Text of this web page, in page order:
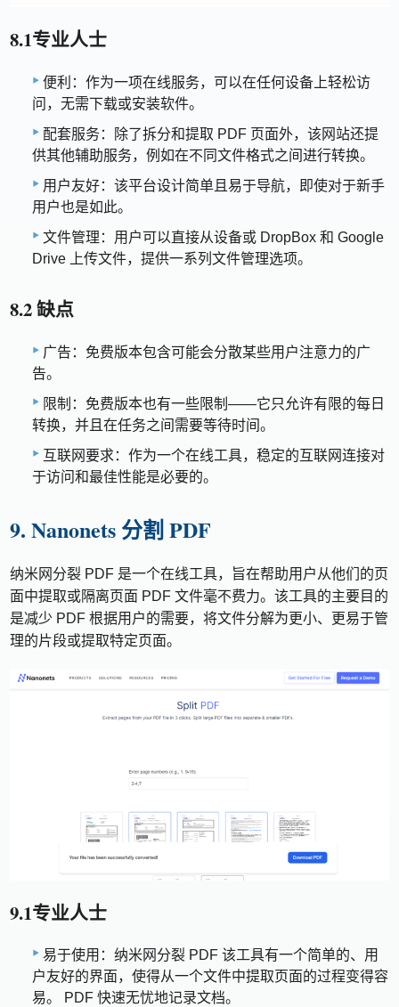
8.1专业人士
便利：作为一项在线服务，可以在任何设备上轻松访
问，无需下载或安装软件。
配套服务：除了拆分和提取 PDF 页面外，该网站还提
供其他辅助服务，例如在不同文件格式之间进行转换。
用户友好：该平台设计简单且易于导航，即使对于新手
用户也是如此。
文件管理：用户可以直接从设备或 DropBox 和 Google
Drive 上传文件，提供一系列文件管理选项。
8.2 缺点
广告：免费版本包含可能会分散某些用户注意力的广
告。
限制：免费版本也有一些限制——它只允许有限的每日
转换，并且在任务之间需要等待时间。
互联网要求：作为一个在线工具，稳定的互联网连接对
于访问和最佳性能是必要的。
9. Nanonets 分割 PDF
纳米网分裂 PDF 是一个在线工具，旨在帮助用户从他们的页
面中提取或隔离页面 PDF 文件毫不费力。该工具的主要目的
是减少 PDF 根据用户的需要，将文件分解为更小、更易于管
理的片段或提取特定页面。
9.1专业人士
易于使用：纳米网分裂 PDF 该工具有一个简单的、用
户友好的界面，使得从一个文件中提取页面的过程变得容
易。 PDF 快速无忧地记录文档。